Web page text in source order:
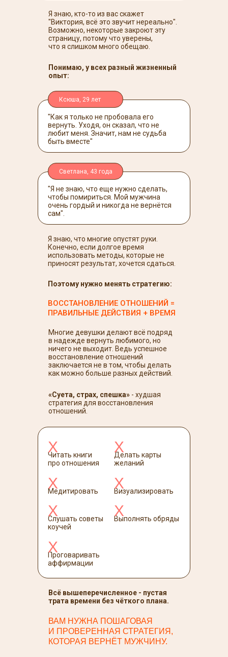
Всё вышеперечисленное - пустая
трата времени без чёткого плана.
ВАМ НУЖНА ПОШАГОВАЯ
И ПРОВЕРЕННАЯ СТРАТЕГИЯ,
КОТОРАЯ ВЕРНЁТ МУЖЧИНУ.
Х
Х
Х
Х
Х
Х
Х
Слушать советы
коучей
Выполнять обряды
Визуализировать
Делать карты
желаний
Проговаривать
аффирмации
Читать книги
про отношения
Медитировать
«Суета, страх, спешка» - худшая
стратегия для восстановления
отношений.
Многие девушки делают всё подряд
в надежде вернуть любимого, но
ничего не выходит. Ведь успешное
восстановление отношений
заключается не в том, чтобы делать
как можно больше разных действий.
ВОССТАНОВЛЕНИЕ ОТНОШЕНИЙ =
ПРАВИЛЬНЫЕ ДЕЙСТВИЯ + ВРЕМЯ
Поэтому нужно менять стратегию:
Я знаю, что многие опустят руки.
Конечно, если долгое время
использовать методы, которые не
приносят результат, хочется сдаться.
"Я не знаю, что еще нужно сделать,
чтобы помириться. Мой мужчина
очень гордый и никогда не вернётся
сам".
"Как я только не пробовала его
вернуть. Уходя, он сказал, что не
любит меня. Значит, нам не судьба
быть вместе"
Светлана, 43 года
Ксюша, 29 лет
Понимаю, у всех разный жизненный
опыт:
Я знаю, кто-то из вас скажет
"Виктория, всё это звучит нереально".
Возможно, некоторые закроют эту
страницу, потому что уверены,
что я слишком много обещаю.